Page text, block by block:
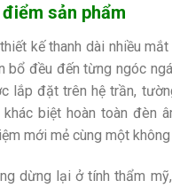
điểm sản phẩm
kế thanh dài nhiều
bổ đều đến từng ngóc
lắp đặt trên hệ trần,
khác biệt hoàn toàn đèn
mới mẻ cùng một
dừng lại ở tính thẩm